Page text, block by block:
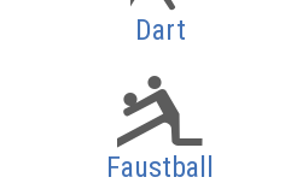
Dart
Faustball